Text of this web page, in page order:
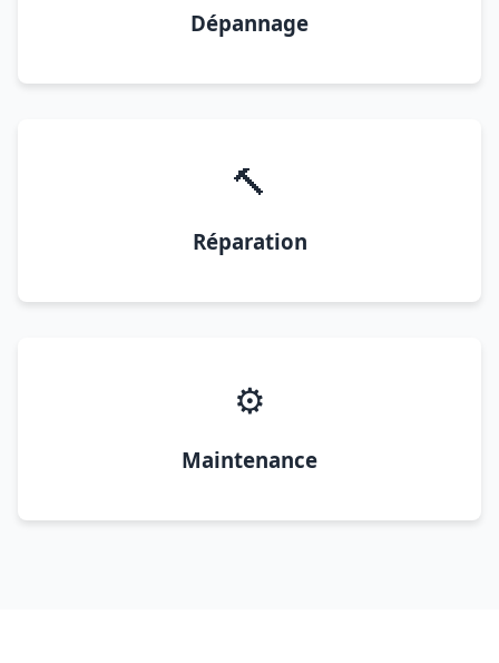
Dépannage
🔨
Réparation
⚙️
Maintenance